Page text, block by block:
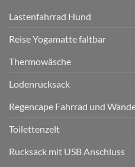
Lastenfahrrad Hund
Reise Yogamatte faltbar
Thermowäsche
Lodenrucksack
Regencape Fahrrad und
Toilettenzelt
Rucksack mit USB Anschluss